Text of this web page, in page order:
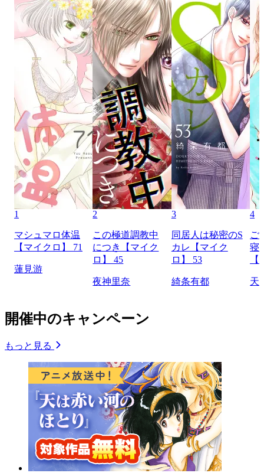
1
マシュマロ体温
【マイクロ】 71
蓮見游
2
この極道調教中
につき【マイク
ロ】 45
夜神里奈
3
同居人は秘密のS
カレ【マイク
ロ】 53
綺条有都
4
ご
寝
天
開催中のキャンペーン
もっと見る